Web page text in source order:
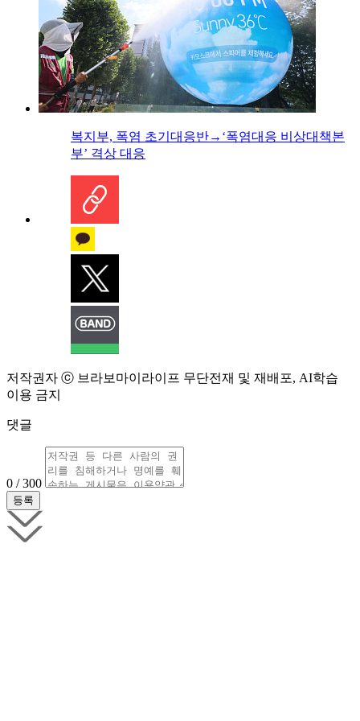
복지부, 폭염 초기대응반→‘폭염대응 비상대책본
부’ 격상 대응
저작권자 ⓒ 브라보마이라이프 무단전재 및 재배포, AI학습
이용 금지
댓글
0 / 300